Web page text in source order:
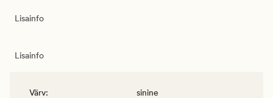
Lisainfo
Lisainfo
Värv: sinine